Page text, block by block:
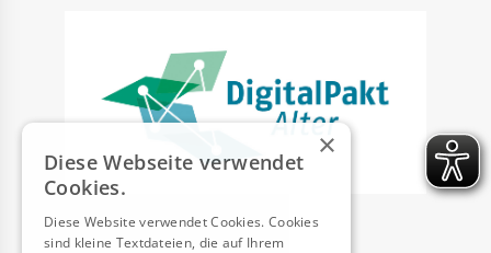
×
Diese Webseite verwendet
Cookies.
Diese Website verwendet Cookies. Cookies
sind kleine Textdateien, die auf Ihrem